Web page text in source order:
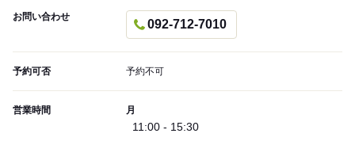
お問い合わせ
092-712-7010
予約可否 予約不可
営業時間 月
11:00 - 15:30